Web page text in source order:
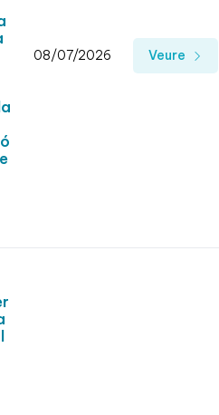
08/07/2026 Veure